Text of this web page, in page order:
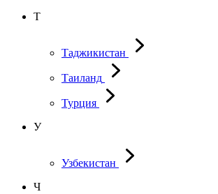
Т
Таджикистан
Таиланд
Турция
У
Узбекистан
Ч